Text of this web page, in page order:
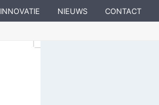
INNOVATIE NIEUWS CONTACT